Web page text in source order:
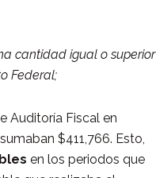
cantidad igual o superior
Federal;
Auditoría Fiscal en
$411,766. Esto,
en los periodos que